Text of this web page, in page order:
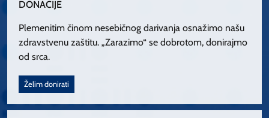
DONACIJE
Plemenitim činom nesebičnog darivanja osnažimo našu
zdravstvenu zaštitu. „Zarazimo“ se dobrotom, donirajmo
od srca.
Želim donirati